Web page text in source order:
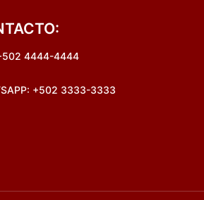
4444-4444
+502 3333-3333